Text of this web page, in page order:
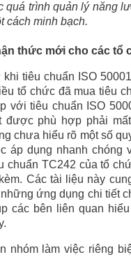
quá trình quản lý năng
cách minh bạch.
thức mới cho các tổ
khi tiêu chuẩn ISO
tổ chức đã mua tiêu
với tiêu chuẩn ISO
được phù hợp phải
chưa hiểu rõ một số
áp dụng nhanh
chuẩn TC242 của tổ
Các tài liệu này
những ứng dụng chi tiết
các bên liên quan
nhóm làm việc riêng